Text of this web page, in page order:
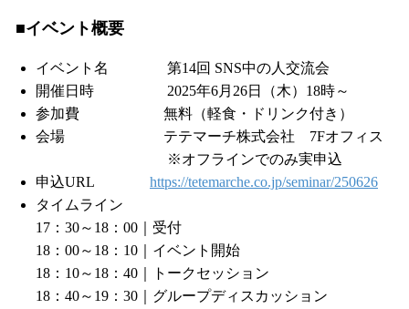
■イベント概要
イベント名 第14回 SNS中の人交流会
開催日時 2025年6月26日（木）18時～
参加費 無料（軽食・ドリンク付き）
会場 テテマーチ株式会社 7Fオフィス
※オフラインでのみ実申込
申込URL https://tetemarche.co.jp/seminar/250626
タイムライン
17：30～18：00｜受付
18：00～18：10｜イベント開始
18：10～18：40｜トークセッション
18：40～19：30｜グループディスカッション